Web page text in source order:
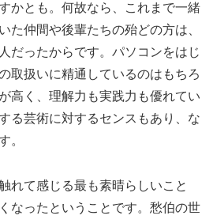
かとも。何故なら、これまで一緒
た仲間や後輩たちの殆どの方は、
だったからです。パソコンをはじ
取扱いに精通しているのはもちろ
高く、理解力も実践力も優れてい
る芸術に対するセンスもあり、な
。
れて感じる最も素晴らしいこと
なったということです。愁伯の世